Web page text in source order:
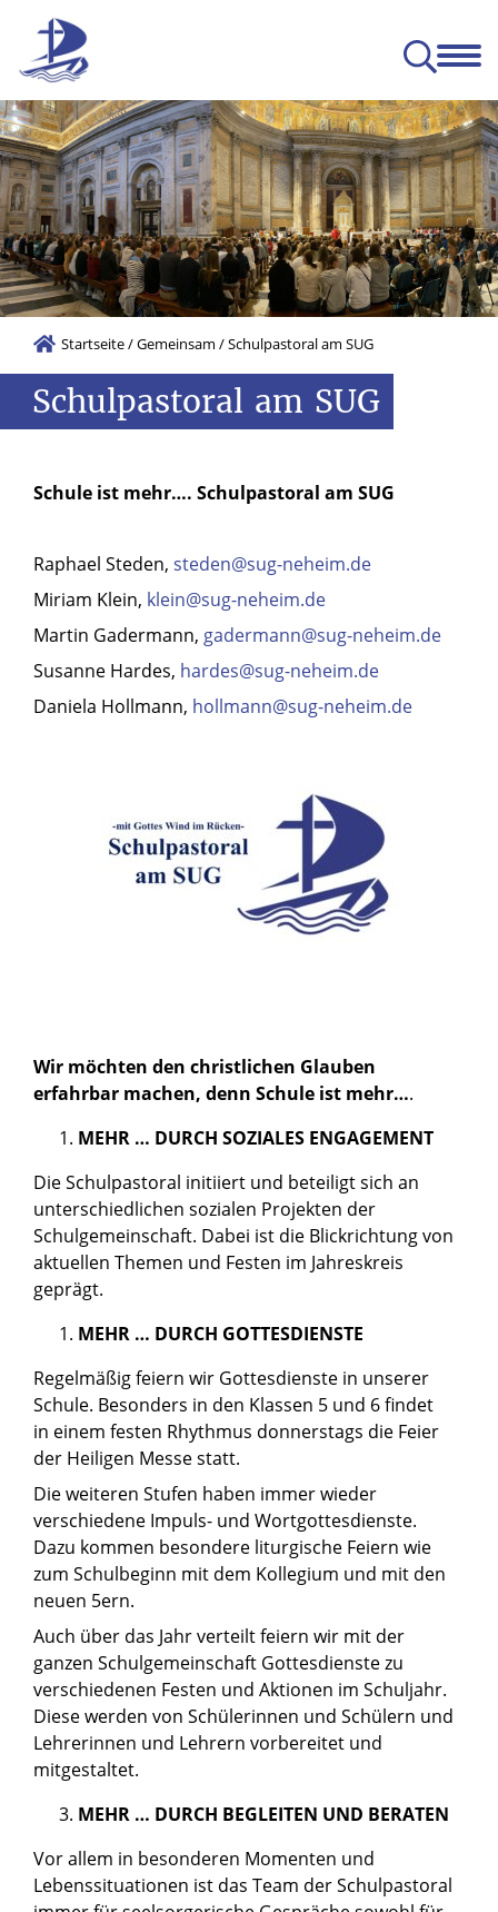
Startseite/Gemeinsam /Schulpastoral am SUG
Schulpastoral am SUG
Schule ist mehr…. Schulpastoral am SUG
Raphael Steden, steden@sug-neheim.de
Miriam Klein, klein@sug-neheim.de
Martin Gadermann, gadermann@sug-neheim.de
Susanne Hardes, hardes@sug-neheim.de
Daniela Hollmann, hollmann@sug-neheim.de
Wir möchten den christlichen Glauben
erfahrbar machen, denn Schule ist mehr….
MEHR … DURCH SOZIALES ENGAGEMENT
Die Schulpastoral initiiert und beteiligt sich an
unterschiedlichen sozialen Projekten der
Schulgemeinschaft. Dabei ist die Blickrichtung von
aktuellen Themen und Festen im Jahreskreis
geprägt.
MEHR … DURCH GOTTESDIENSTE
Regelmäßig feiern wir Gottesdienste in unserer
Schule. Besonders in den Klassen 5 und 6 findet
in einem festen Rhythmus donnerstags die Feier
der Heiligen Messe statt.
Die weiteren Stufen haben immer wieder
verschiedene Impuls- und Wortgottesdienste.
Dazu kommen besondere liturgische Feiern wie
zum Schulbeginn mit dem Kollegium und mit den
neuen 5ern.
Auch über das Jahr verteilt feiern wir mit der
ganzen Schulgemeinschaft Gottesdienste zu
verschiedenen Festen und Aktionen im Schuljahr.
Diese werden von Schülerinnen und Schülern und
Lehrerinnen und Lehrern vorbereitet und
mitgestaltet.
MEHR … DURCH BEGLEITEN UND BERATEN
Vor allem in besonderen Momenten und
Lebenssituationen ist das Team der Schulpastoral